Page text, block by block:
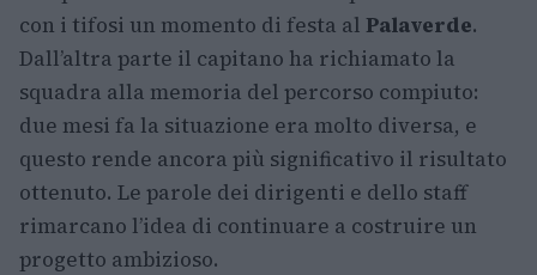
con i tifosi un momento di festa al Palaverde.
Dall’altra parte il capitano ha richiamato la
squadra alla memoria del percorso compiuto:
due mesi fa la situazione era molto diversa, e
questo rende ancora più significativo il risultato
ottenuto. Le parole dei dirigenti e dello staff
rimarcano l’idea di continuare a costruire un
progetto ambizioso.